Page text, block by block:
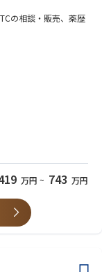
の相談・販売、薬歴
勤務制による残業削
す
営基盤を持っている
だけでスムーズに新
安心してキャリアを
万円 ~ 743 万円